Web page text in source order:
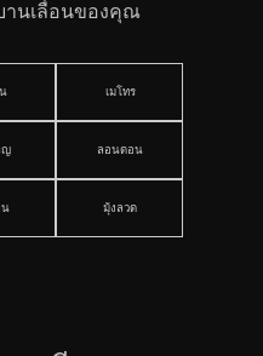
านเลื่อนของคุณ
เมโทร
ญ ลอนดอน
น มุ้งลวด